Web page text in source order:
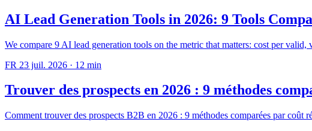
AI Lead Generation Tools in 2026: 9 Tools
We compare 9 AI lead generation tools on the metric that matters: cost per
FR 23 juil. 2026 · 12 min
Trouver des prospects en 2026 : 9 méthodes
Comment trouver des prospects B2B en 2026 : 9 méthodes comparées par